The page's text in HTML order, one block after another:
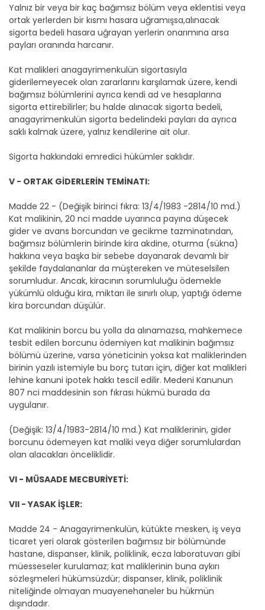
Yalnız bir veya bir kaç bağımsız bölüm veya eklentisi veya
ortak yerlerden bir kısmı hasara uğramışsa,alınacak
sigorta bedeli hasara uğrayan yerlerin onarımına arsa
payları oranında harcanır.
Kat malikleri anagayrimenkulün sigortasıyla
giderilemeyecek olan zararlarını karşılamak üzere, kendi
bağımsız bölümlerini ayrıca kendi ad ve hesaplarına
sigorta ettirebilirler; bu halde alınacak sigorta bedeli,
anagayrimenkulün sigorta bedelindeki payları da ayrıca
saklı kalmak üzere, yalnız kendilerine ait olur.
Sigorta hakkındaki emredici hükümler saklıdır.
V - ORTAK GİDERLERİN TEMİNATI:
Madde 22 - (Değişik birinci fıkra: 13/4/1983 -2814/10 md.)
Kat malikinin, 20 nci madde uyarınca payına düşecek
gider ve avans borcundan ve gecikme tazminatından,
bağımsız bölümlerin birinde kira akdine, oturma (sükna)
hakkına veya başka bir sebebe dayanarak devamlı bir
şekilde faydalananlar da müştereken ve müteselsilen
sorumludur. Ancak, kiracının sorumluluğu ödemekle
yükümlü olduğu kira, miktarı ile sınırlı olup, yaptığı ödeme
kira borcundan düşülür.
Kat malikinin borcu bu yolla da alınamazsa, mahkemece
tesbit edilen borcunu ödemiyen kat malikinin bağımsız
bölümü üzerine, varsa yöneticinin yoksa kat maliklerinden
birinin yazılı istemiyle bu borç tutarı için, diğer kat malikleri
lehine kanuni ipotek hakkı tescil edilir. Medeni Kanunun
807 nci maddesinin son fıkrası hükmü burada da
uygulanır.
(Değişik: 13/4/1983-2814/10 md.) Kat maliklerinin, gider
borcunu ödemeyen kat maliki veya diğer sorumlulardan
olan alacakları önceliklidir.
VI - MÜSAADE MECBURİYETİ:
VII - YASAK İŞLER:
Madde 24 - Anagayrimenkulün, kütükte mesken, iş veya
ticaret yeri olarak gösterilen bağımsız bir bölümünde
hastane, dispanser, klinik, poliklinik, ecza laboratuvarı gibi
müesseseler kurulamaz; kat maliklerinin buna aykırı
sözleşmeleri hükümsüzdür; dispanser, klinik, poliklinik
niteliğinde olmayan muayenehaneler bu hükmün
dışındadır.